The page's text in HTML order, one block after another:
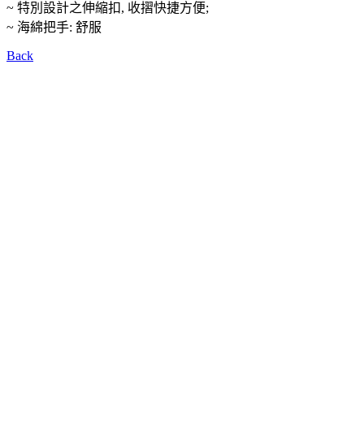
~ 特別設計之伸縮扣, 收摺快捷方便;
~ 海綿把手: 舒服
Back